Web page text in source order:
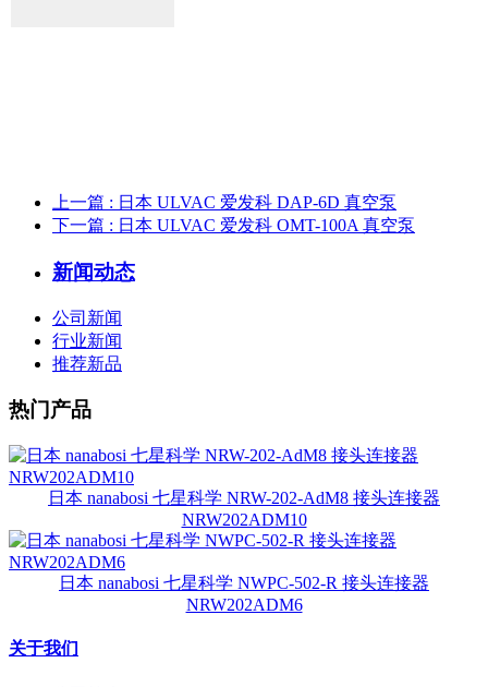
上一篇 : 日本 ULVAC 爱发科 DAP-6D 真空泵
下一篇 : 日本 ULVAC 爱发科 OMT-100A 真空泵
新闻动态
公司新闻
行业新闻
推荐新品
热门产品
日本 nanabosi 七星科学 NRW-202-AdM8 接头连接器
NRW202ADM10
日本 nanabosi 七星科学 NWPC-502-R 接头连接器
NRW202ADM6
关于我们